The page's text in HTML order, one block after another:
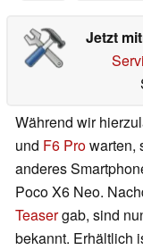
Jetzt
Während wir
und F6 Prowarten,
anderes
Poco X6 Neo.
Teasergab, sind
bekannt. Erhältlich